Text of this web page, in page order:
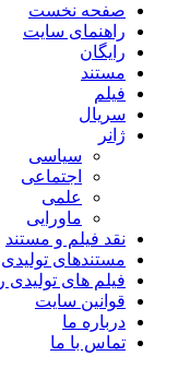
صفحه نخست
راهنمای سایت
رایگان
مستند
فیلم
سریال
ژانر
سیاسی
اجتماعی
علمی
ماورایی
نقد فیلم و مستند
مستندهای تولیدی
فیلم های تولیدی
قوانین سایت
درباره ما
تماس با ما